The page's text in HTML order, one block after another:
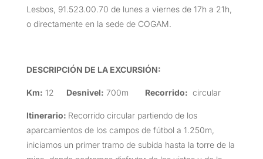
Lesbos, 91.523.00.70 de lunes a viernes de 17h a 21h,
o directamente en la sede de COGAM.
DESCRIPCIÓN DE LA EXCURSIÓN:
Km: 12 Desnivel: 700m Recorrido: circular
Itinerario: Recorrido circular partiendo de los
aparcamientos de los campos de fútbol a 1.250m,
iniciamos un primer tramo de subida hasta la torre de la